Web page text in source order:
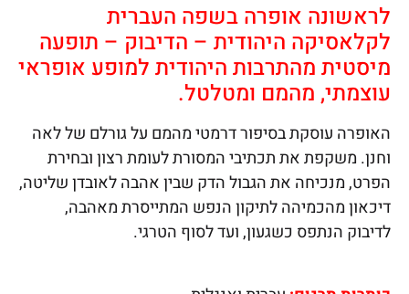
לראשונה אופרה בשפה העברית
לקלאסיקה היהודית – הדיבוק – תופעה
מיסטית מהתרבות היהודית למופע אופראי
עוצמתי, מהמם ומטלטל.
האופרה עוסקת בסיפור דרמטי מהמם על גורלם של לאה
וחנן. משקפת את תכתיבי המסורת לעומת רצון ובחירת
הפרט, מנכיחה את הגבול הדק שבין אהבה לאובדן שליטה,
דיכאון מהכמיהה לתיקון הנפש המתייסרת מאהבה,
לדיבוק הנתפס כשגעון, ועד לסוף הטרגי.